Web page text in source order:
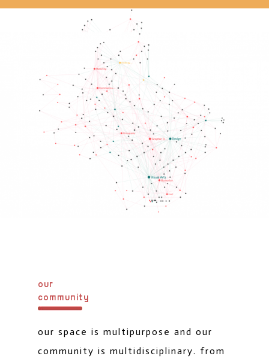
our
community
our space is multipurpose and our
community is multidisciplinary. from